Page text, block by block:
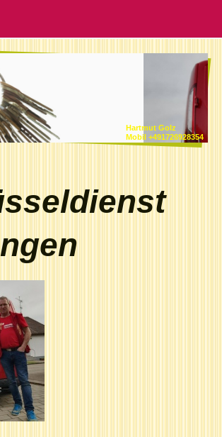
Hartmut Golz
Mobil +491726928354